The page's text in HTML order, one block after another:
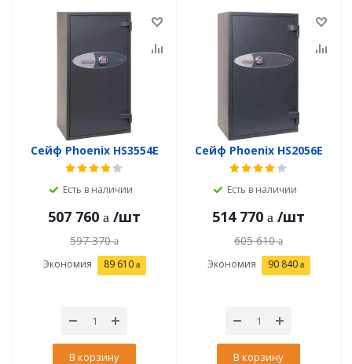
Сейф Phoenix HS3554E
Есть в наличии
507 760 /шт
597 370
Экономия 89 610
В корзину
Сейф Phoenix HS2056E
Есть в наличии
514 770 /шт
605 610
Экономия 90 840
В корзину